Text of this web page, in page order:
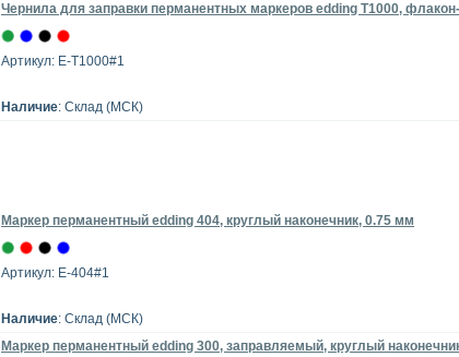
Чернила для заправки перманентных маркеров edding T1000,
Артикул: E-T1000#1
Наличие: Склад (МСК)
Маркер перманентный edding 404, круглый наконечник, 0.75 мм
Артикул: E-404#1
Наличие: Склад (МСК)
Маркер перманентный edding 300, заправляемый, круглый